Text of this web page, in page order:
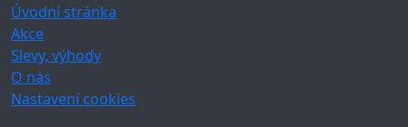
Úvodní stránka
Akce
Slevy, výhody
O nás
Nastavení cookies